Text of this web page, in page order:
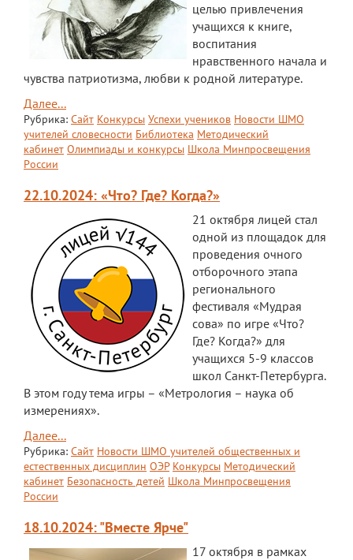
целью привлечения
учащихся к книге,
воспитания
нравственного начала и
чувства патриотизма, любви к родной литературе.
Далее...
Рубрика: Сайт Конкурсы Успехи учеников Новости ШМО
учителей словесности Библиотека Методический
кабинет Олимпиады и конкурсы Школа Минпросвещения
России
22.10.2024: «Что? Где? Когда?»
21 октября лицей стал
одной из площадок для
проведения очного
отборочного этапа
регионального
фестиваля «Мудрая
сова» по игре «Что?
Где? Когда?» для
учащихся 5-9 классов
школ Санкт-Петербурга.
В этом году тема игры – «Метрология – наука об
измерениях».
Далее...
Рубрика: Сайт Новости ШМО учителей общественных и
естественных дисциплин ОЭР Конкурсы Методический
кабинет Безопасность детей Школа Минпросвещения
России
18.10.2024: "Вместе Ярче"
17 октября в рамках